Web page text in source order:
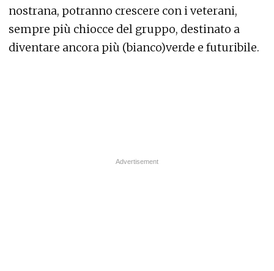
nostrana, potranno crescere con i veterani,
sempre più chiocce del gruppo, destinato a
diventare ancora più (bianco)verde e futuribile.